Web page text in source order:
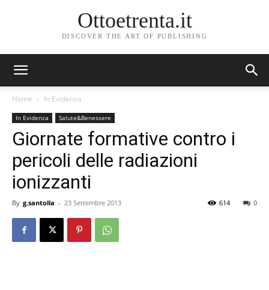
Ottoetrenta.it
DISCOVER THE ART OF PUBLISHING
Home In Evidenza
In Evidenza Salute&Benessere
Giornate formative contro i
pericoli delle radiazioni
ionizzanti
By g.santolla - 23 Settembre 2013 0
614